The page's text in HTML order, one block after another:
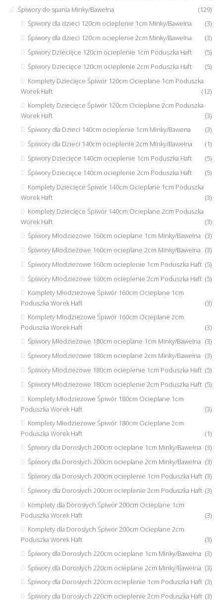
Śpiwory do spania Minky/Bawełna
(129)
Śpiwory dla dzieci 120cm ocieplenie 1cm Minky/Bawełna
(3)
Śpiwory dla dzieci 120cm ocieplenie 2cm Minky/Bawełna
(3)
Śpiwory Dziecięce 120cm ocieplenie 1cm Poduszka Haft
(5)
Śpiwory Dziecięce 120cm ocieplenie 2cm Poduszka Haft
(5)
Komplety Dziecięce Śpiwór 120cm Ocieplane 1cm Poduszka
Worek Haft
(12)
Komplety Dziecięce Śpiwór 120cm Ocieplane 2cm Poduszka
Worek Haft
(3)
Śpiwory dla Dzieci 140cm ocieplenie 1cm Minky/Bawena
(3)
Śpiwory dla Dzieci 140cm ocieplenie 2cm Minky/Bawełna
(1)
Śpiwory Dziecięce 140cm ocieplenie 1cm Poduszka Haft
(5)
Śpiwory Dziecięce 140cm ocieplenie 2cm Poduszka Haft
(5)
Komplety Dziecięce Śpiwór 140cm Ocieplane 1cm Poduszka
Worek Haft
(3)
Komplety Dziecięce Śpiwór 140cm Ocieplane 2cm Poduszka
Worek Haft
(3)
Śpiwory Młodzieżowe 160cm ocieplane 1cm Minky/Bawełna (3)
Śpiwory Młodzieżowe 160cm ocieplane 2cm Minky/Bawełna (3)
Śpiwory Młodzieżowe 160cm ocieplenie 1cm Poduszka Haft (5)
Śpiwory Młodzieżowe 160cm ocieplenie 2cm Poduszka Haft (5)
Komplety Młodzieżowe Śpiwór 160cm Ocieplane 1cm
Poduszka Worek Haft
(3)
Komplety Młodzieżowe Śpiwór 160cm Ocieplane 2cm
Poduszka Worek Haft
(3)
Śpiwory Młodzieżowe 180cm ocieplane 1cm Minky/Bawełna (3)
Śpiwory Młodzieżowe 180cm ocieplane 2cm Minky/Bawełna (3)
Śpiwory Młodzieżowe 180cm ocieplenie 1cm Poduszka Haft (5)
Śpiwory Młodzieżowe 180cm ocieplenie 2cm Poduszka Haft (5)
Komplety Młodzieżowe Śpiwór 180cm Ocieplane 1cm
Poduszka Worek Haft
(3)
Komplety Młodzieżowe Śpiwór 180cm Ocieplane 2cm
Poduszka Worek Haft
(1)
Śpiwory dla Dorosłych 200cm ocieplane 1cm Minky/Bawełna (3)
Śpiwory dla Dorosłych 200cm ocieplane 2cm Minky/Bawełna (3)
Śpiwory dla Dorosłych 200cm ocieplenie 1cm Poduszka Haft (3)
Śpiwory dla Dorosłych 200cm ocieplenie 2cm Poduszka Haft (3)
Komplety dla Dorosłych Śpiwór 200cm Ocieplane 1cm
Poduszka Worek Haft
(3)
Komplety dla Dorosłych Śpiwór 200cm Ocieplane 2cm
Poduszka Worek Haft
(3)
Śpiwory dla Dorosłych 220cm ocieplane 1cm Minky/Bawełna (3)
Śpiwory dla Dorosłych 220cm ocieplane 2cm Minky/Bawełna (3)
Śpiwory dla Dorosłych 220cm ocieplenie 1cm Poduszka Haft (3)
Śpiwory dla Dorosłych 220cm ocieplenie 2cm Poduszka Haft (3)